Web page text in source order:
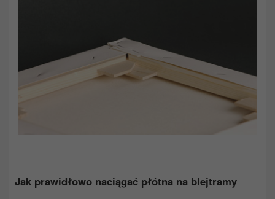
Jak prawidłowo naciągać płótna na blejtramy